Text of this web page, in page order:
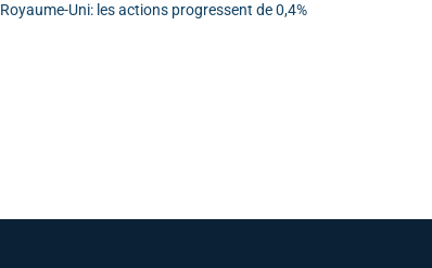
Royaume-Uni: les actions progressent de 0,4%